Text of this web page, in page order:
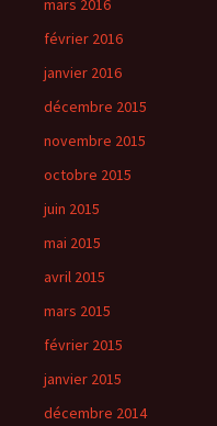
mars 2016
février 2016
janvier 2016
décembre 2015
novembre 2015
octobre 2015
juin 2015
mai 2015
avril 2015
mars 2015
février 2015
janvier 2015
décembre 2014